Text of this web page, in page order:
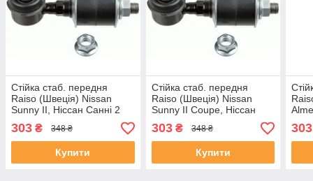
Стійка стаб. передня
Raiso (Швеція) Nissan
Sunny II, Ніссан Санні 2
83-06 #RL-546850N
UACDCMX4
303 ₴ 348 ₴
Купити
Стійка стаб. передня
Raiso (Швеція) Nissan
Sunny II Coupe, Ніссан
Санні 2 Купе 83-06 #RL-
546850N UAGTPPZ4
303₴ 348 ₴
Купити
83-
303